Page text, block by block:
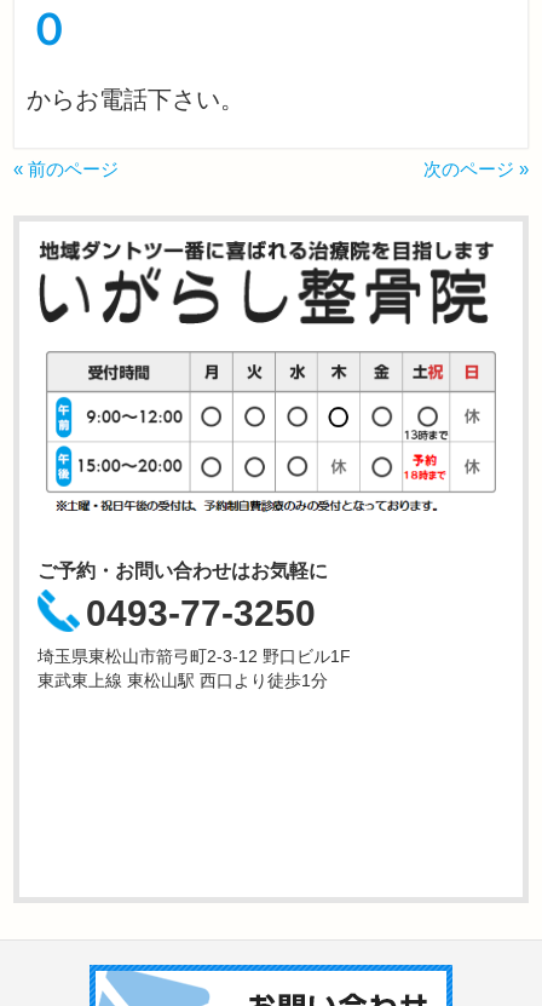
０
からお電話下さい。
« 前のページ 次のページ »
ご予約・お問い合わせはお気軽に
0493-77-3250
埼玉県東松山市箭弓町2-3-12 野口ビル1F
東武東上線 東松山駅 西口より徒歩1分